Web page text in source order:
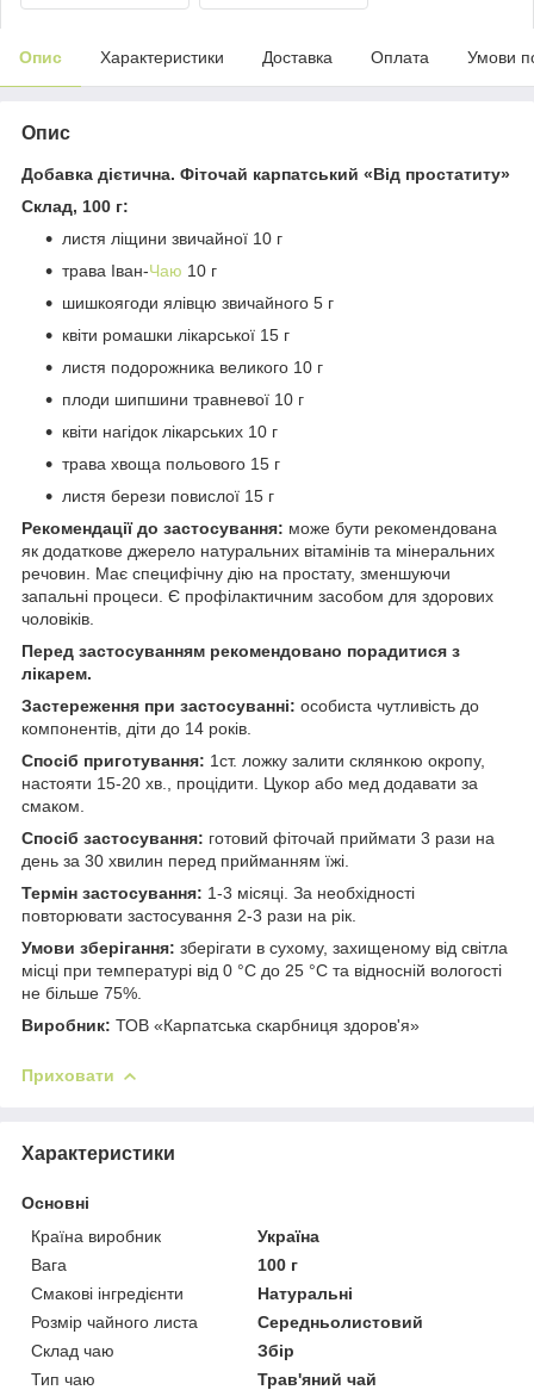
Опис Характеристики Доставка Оплата Умови
Опис
Добавка дієтична. Фіточай карпатський «Від простатиту»
Склад, 100 г:
листя ліщини звичайної 10 г
трава Іван-Чаю 10 г
шишкоягоди ялівцю звичайного 5 г
квіти ромашки лікарської 15 г
листя подорожника великого 10 г
плоди шипшини травневої 10 г
квіти нагідок лікарських 10 г
трава хвоща польового 15 г
листя берези повислої 15 г
Рекомендації до застосування: може бути рекомендована
як додаткове джерело натуральних вітамінів та мінеральних
речовин. Має специфічну дію на простату, зменшуючи
запальні процеси. Є профілактичним засобом для здорових
чоловіків.
Перед застосуванням рекомендовано порадитися з
лікарем.
Застереження при застосуванні: особиста чутливість до
компонентів, діти до 14 років.
Спосіб приготування: 1ст. ложку залити склянкою окропу,
настояти 15-20 хв., процідити. Цукор або мед додавати за
смаком.
Спосіб застосування: готовий фіточай приймати 3 рази на
день за 30 хвилин перед прийманням їжі.
Термін застосування: 1-3 місяці. За необхідності
повторювати застосування 2-3 рази на рік.
Умови зберігання: зберігати в сухому, захищеному від світла
місці при температурі від 0 °С до 25 °С та відносній вологості
не більше 75%.
Виробник: ТОВ «Карпатська скарбниця здоров'я»
Приховати
Характеристики
Основні
Країна виробник
Україна
Вага
100 г
Смакові інгредієнти
Натуральні
Розмір чайного листа
Середньолистовий
Склад чаю
Збір
Тип чаю
Трав'яний чай